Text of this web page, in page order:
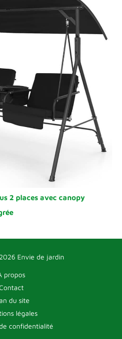
2 places avec canopy
Envie de jardin
propos
du site
légales
confidentialité